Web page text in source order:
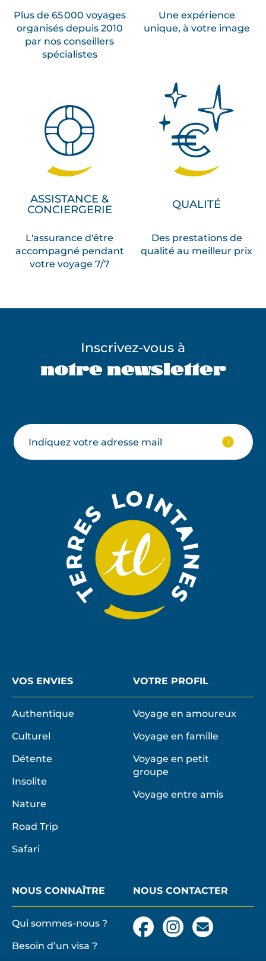
Plus de 65 000 voyages
organisés depuis 2010
par nos conseillers
spécialistes
Une expérience
unique, à votre image
ASSISTANCE &
CONCIERGERIE
L'assurance d'être
accompagné pendant
votre voyage 7/7
QUALITÉ
Des prestations de
qualité au meilleur prix
Inscrivez-vous à
notre newsletter
Votre
email
JE
VOS ENVIES
Authentique
Culturel
Détente
Insolite
Nature
Road Trip
Safari
VOTRE PROFIL
Voyage en amoureux
Voyage en famille
Voyage en petit
groupe
Voyage entre amis
NOUS CONNAÎTRE
Qui sommes-nous ?
Besoin d’un visa ?
NOUS CONTACTER
FacebookInstagram
Nous
contacter